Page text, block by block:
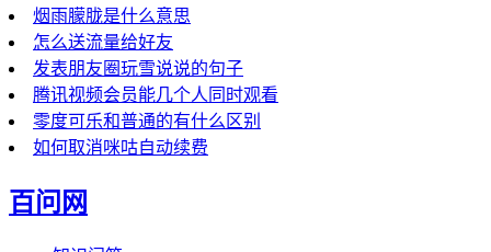
烟雨朦胧是什么意思
怎么送流量给好友
发表朋友圈玩雪说说的句子
腾讯视频会员能几个人同时观看
零度可乐和普通的有什么区别
如何取消咪咕自动续费
百问网